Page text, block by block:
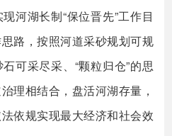
河湖长制“保位晋先”工作目
路，按照河道采砂规划可规
可采尽采、“颗粒归仓”的思
理相结合，盘活河湖存量，
依规实现最大经济和社会效